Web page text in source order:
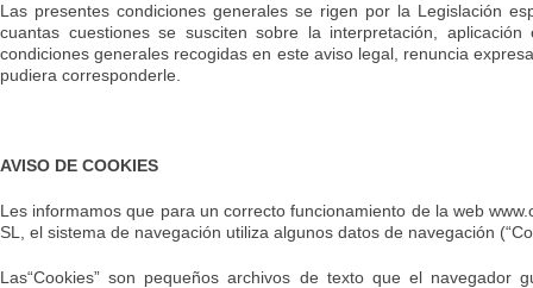
Las presentes condiciones generales se rigen por la Legislación
cuantas cuestiones se susciten sobre la interpretación,
condiciones generales recogidas en este aviso legal, renuncia
pudiera corresponderle.
AVISO DE COOKIES
Les informamos que para un correcto funcionamiento de la web
SL, el sistema de navegación utiliza algunos datos de navegación
Las“Cookies” son pequeños archivos de texto que el